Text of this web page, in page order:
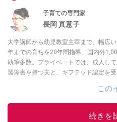
子育ての専門家
長岡 真意子
大学講師から幼児教室主宰まで、幅広
年までの育ちを20年間指導。国内外
執筆多数。プライベートでは、成人し
習障害を持つ夫と、ギフテッド認定を
この
続きを